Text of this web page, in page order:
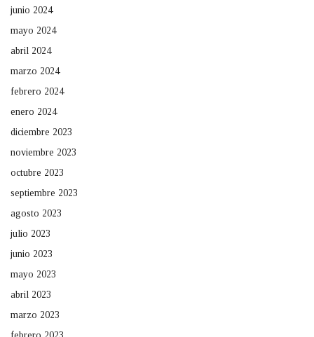
junio 2024
mayo 2024
abril 2024
marzo 2024
febrero 2024
enero 2024
diciembre 2023
noviembre 2023
octubre 2023
septiembre 2023
agosto 2023
julio 2023
junio 2023
mayo 2023
abril 2023
marzo 2023